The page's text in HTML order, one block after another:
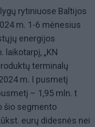
rytiniuose Baltijos
m. 1-6 mėnesius
energijos
laikotarpį, „KN
terminalų
m. I pusmetį
– 1,95 mln. t
šio segmento
eurų didesnės nei